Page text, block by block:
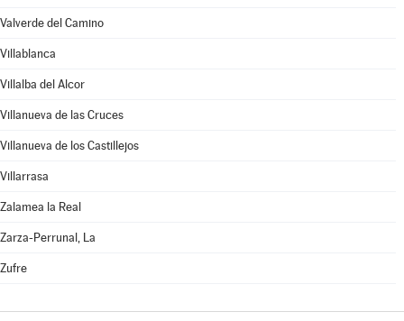
Valverde del Camino
Villablanca
Villalba del Alcor
Villanueva de las Cruces
Villanueva de los Castillejos
Villarrasa
Zalamea la Real
Zarza-Perrunal, La
Zufre